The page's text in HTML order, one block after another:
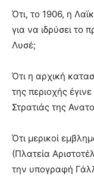
Ότι, το 1906, η
για να ιδρύσει το
Λυσέ;
Ότι η αρχική
της περιοχής
Στρατιάς της
Ότι μερικοί
(Πλατεία
την υπογραφή